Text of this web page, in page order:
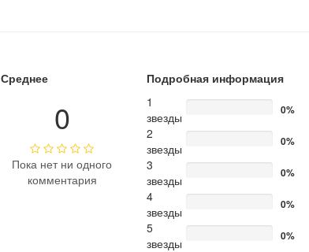
Среднее
0
Пока нет ни одного
комментария
Подробная информация
1
звезды
0%
2
звезды
0%
3
звезды
0%
4
звезды
0%
5
звезды
0%